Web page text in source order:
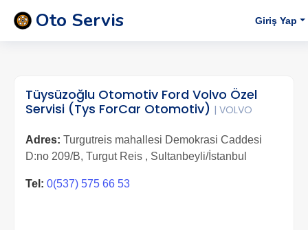
Oto Servis Giriş Yap
Tüysüzoğlu Otomotiv Ford Volvo Özel
Servisi (Tys ForCar Otomotiv) | VOLVO
Adres: Turgutreis mahallesi Demokrasi Caddesi
D:no 209/B, Turgut Reis , Sultanbeyli/İstanbul
Tel: 0(537) 575 66 53